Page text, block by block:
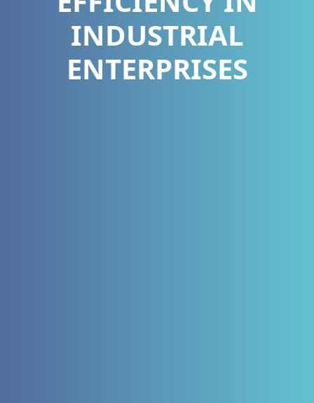
INDUSTRIAL
ENTERPRISES